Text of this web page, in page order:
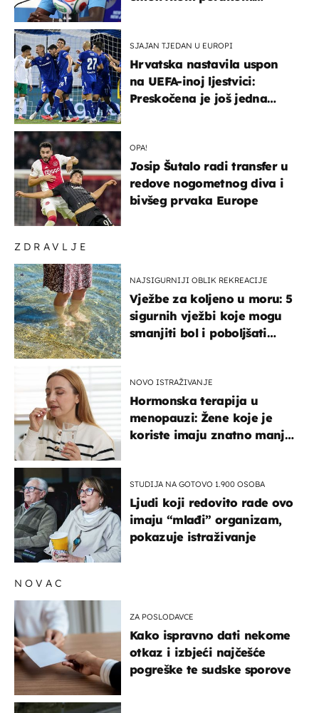
ZDRAVLJE
NAJSIGURNIJI OBLIK REKREACIJE
Vježbe za koljeno u moru: 5
sigurnih vježbi koje mogu
smanjiti bol i poboljšati
NOVO ISTRAŽIVANJE
Hormonska terapija u
menopauzi: Žene koje je
koriste imaju znatno manji
STUDIJA NA GOTOVO 1.900 OSOBA
Ljudi koji redovito rade ovo
imaju “mlađi” organizam,
pokazuje istraživanje
SJAJAN TJEDAN U EUROPI
Hrvatska nastavila uspon
na UEFA-inoj ljestvici:
Preskočena je još jedna
OPA!
Josip Šutalo radi transfer u
redove nogometnog diva i
bivšeg prvaka Europe
NOVAC
ZA POSLODAVCE
Kako ispravno dati nekome
otkaz i izbjeći najčešće
pogreške te sudske sporove